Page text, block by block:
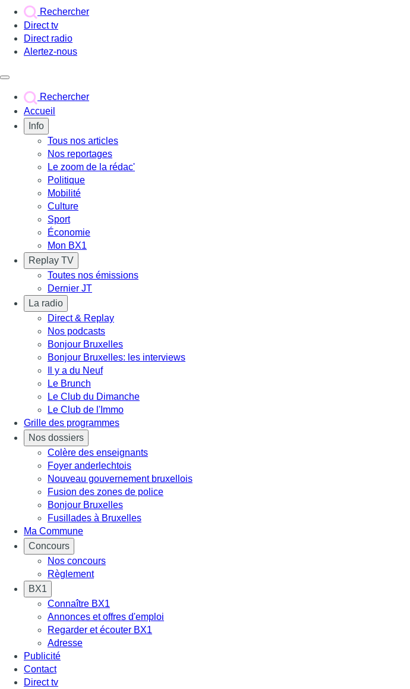
Rechercher
Direct tv
Direct radio
Alertez-nous
Rechercher
Accueil
Info
Tous nos articles
Nos reportages
Le zoom de la rédac'
Politique
Mobilité
Culture
Sport
Économie
Mon BX1
Replay TV
Toutes nos émissions
Dernier JT
La radio
Direct & Replay
Nos podcasts
Bonjour Bruxelles
Bonjour Bruxelles: les interviews
Il y a du Neuf
Le Brunch
Le Club du Dimanche
Le Club de l'Immo
Grille des programmes
Nos dossiers
Colère des enseignants
Foyer anderlechtois
Nouveau gouvernement bruxellois
Fusion des zones de police
Bonjour Bruxelles
Fusillades à Bruxelles
Ma Commune
Concours
Nos concours
Règlement
BX1
Connaître BX1
Annonces et offres d'emploi
Regarder et écouter BX1
Adresse
Publicité
Contact
Direct tv